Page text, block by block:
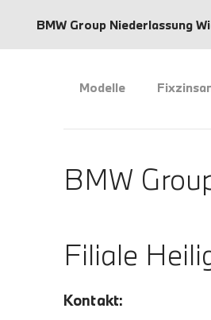
BMW Group Niederlassung
Modelle
BMW
Filiale
Kontakt: